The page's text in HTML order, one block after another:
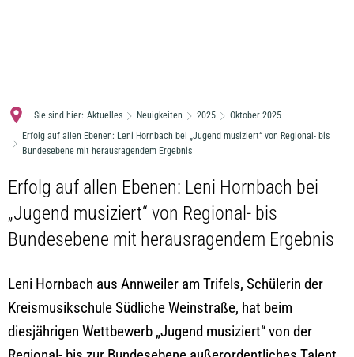
Sie sind hier: Aktuelles Neuigkeiten 2025
Oktober 2025
Erfolg auf allen Ebenen: Leni Hornbach bei „Jugend musiziert“ von Regional- bis
Bundesebene mit herausragendem Ergebnis
Erfolg auf allen Ebenen: Leni Hornbach bei
„Jugend musiziert“ von Regional- bis
Bundesebene mit herausragendem Ergebnis
Leni Hornbach aus Annweiler am Trifels, Schülerin der
Kreismusikschule Südliche Weinstraße, hat beim
diesjährigen Wettbewerb „Jugend musiziert“ von der